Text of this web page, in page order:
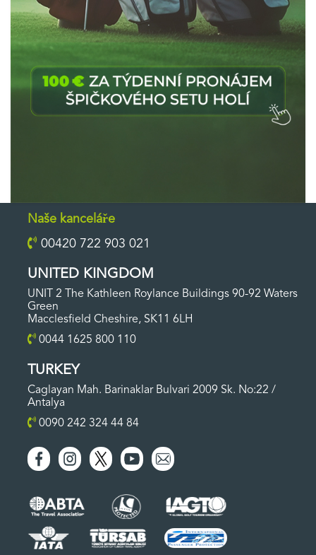
Naše kanceláře
00420 722 903 021
UNITED KINGDOM
UNIT 2 The Kathleen Roylance Buildings 90-92 Waters
Green
Macclesfield Cheshire, SK11 6LH
0044 1625 800 110
TURKEY
Caglayan Mah. Barinaklar Bulvari 2009 Sk. No:22 /
Antalya
0090 242 324 44 84